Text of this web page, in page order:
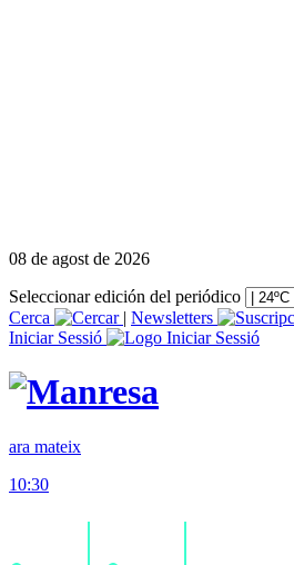
08 de agost de 2026
Seleccionar edición del periódico
Cerca
| Newsletters
Iniciar Sessió
ara mateix
10:30